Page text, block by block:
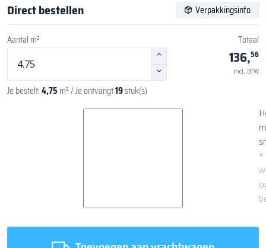
Direct bestellen Verpakkingsinfo
Aantal m²
Je bestelt:4,75 m²/ Je ontvangt19stuk(s)
Totaal
136,56
incl. BTW
*